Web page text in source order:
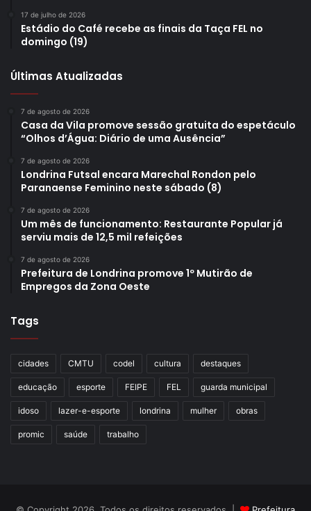
17 de julho de 2026
Estádio do Café recebe as finais da Taça FEL no
domingo (19)
Últimas Atualizadas
7 de agosto de 2026
Casa da Vila promove sessão gratuita do espetáculo
“Olhos d’Água: Diário de uma Ausência”
7 de agosto de 2026
Londrina Futsal encara Marechal Rondon pelo
Paranaense Feminino neste sábado (8)
7 de agosto de 2026
Um mês de funcionamento: Restaurante Popular já
serviu mais de 12,5 mil refeições
7 de agosto de 2026
Prefeitura de Londrina promove 1º Mutirão de
Empregos da Zona Oeste
Tags
cidades CMTU codel cultura destaques
educação esporte FEIPE FEL guarda municipal
idoso lazer-e-esporte londrina mulher obras
promic saúde trabalho